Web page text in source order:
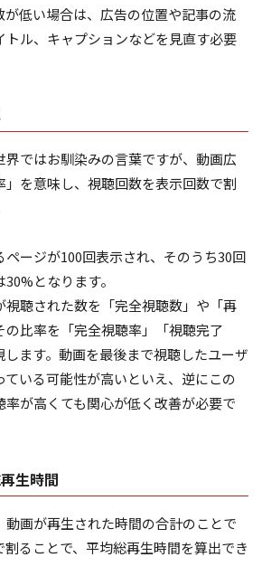
低い場合は、広告の位置や記事の流
トル、キャプションなどを見直す必要
ではお馴染みの言葉ですが、動画広
を意味し、視聴回数を表示回数で割
ページが100回表示され、そのうち30回
となります。
視聴された数を「完全視聴数」や「再
の比率を「完全視聴率」「視聴完了
ます。動画を最後まで視聴したユーザ
いる可能性が高いといえ、逆にこの
が高くても関心が低く改善が必要で
生時間
動画が再生された時間の合計のことで
ることで、平均総再生時間を算出でき